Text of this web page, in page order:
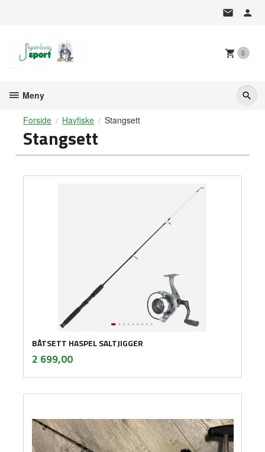
0
Meny
Forside Havfiske Stangsett
Stangsett
BÅTSETT HASPEL SALTJIGGER
Pris
2 699,00mva.